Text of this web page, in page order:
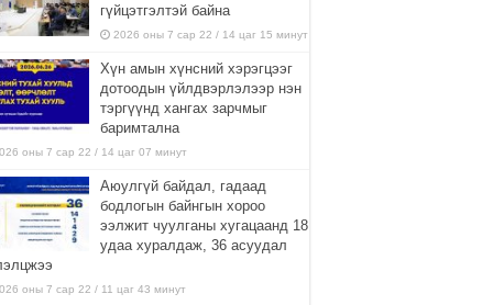
гүйцэтгэлтэй байна
2026 оны 7 сар 22 / 14 цаг 15 минут
Хүн амын хүнсний хэрэгцээг
дотоодын үйлдвэрлэлээр нэн
тэргүүнд хангах зарчмыг
баримтална
оны 7 сар 22 / 14 цаг 07 минут
Аюулгүй байдал, гадаад
бодлогын байнгын хороо
ээлжит чуулганы хугацаанд 18
удаа хуралдаж, 36 асуудал
оны 7 сар 22 / 11 цаг 43 минут